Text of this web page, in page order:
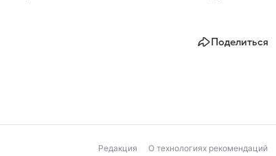
Поделиться
Редакция О технологиях рекомендаций